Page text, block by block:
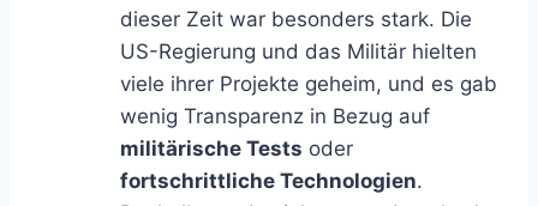
dieser Zeit war besonders stark. Die
US-Regierung und das Militär hielten
viele ihrer Projekte geheim, und es gab
wenig Transparenz in Bezug auf
militärische Tests oder
fortschrittliche Technologien.